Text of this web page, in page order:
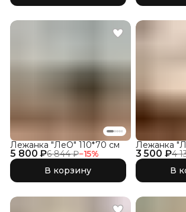
5 800 ₽6 844 ₽−15%
Лежанка "ЛеО" 110*70 см
В корзину
3 500 ₽4
Лежанка
В